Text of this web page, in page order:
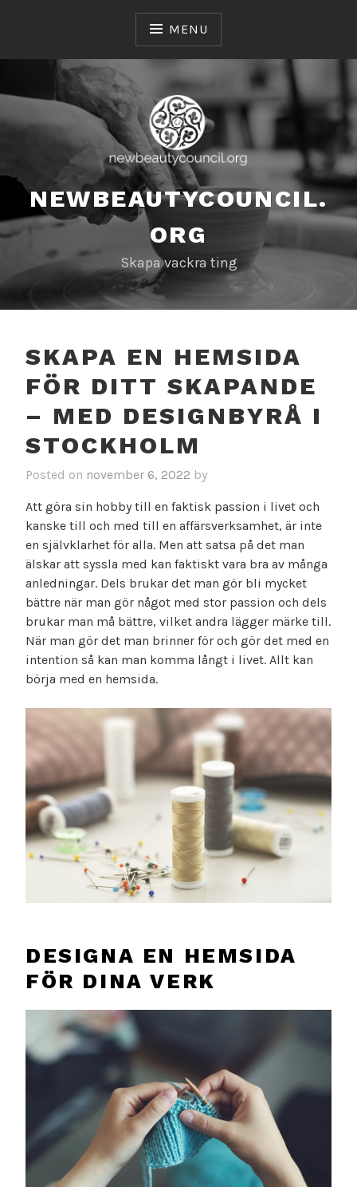
MENU
NEWBEAUTYCOUNCIL.
ORG
Skapa vackra ting
SKAPA EN HEMSIDA
FÖR DITT SKAPANDE
– MED DESIGNBYRÅ I
STOCKHOLM
Posted on november 6, 2022 by
Att göra sin hobby till en faktisk passion i livet och
kanske till och med till en affärsverksamhet, är inte
en självklarhet för alla. Men att satsa på det man
älskar att syssla med kan faktiskt vara bra av många
anledningar. Dels brukar det man gör bli mycket
bättre när man gör något med stor passion och dels
brukar man må bättre, vilket andra lägger märke till.
När man gör det man brinner för och gör det med en
intention så kan man komma långt i livet. Allt kan
börja med en hemsida.
DESIGNA EN HEMSIDA
FÖR DINA VERK